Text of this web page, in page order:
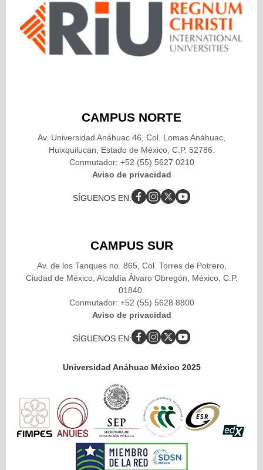
CAMPUS NORTE
Av. Universidad Anáhuac 46, Col. Lomas Anáhuac,
Huixquilucan, Estado de México, C.P. 52786.
Conmutador: +52 (55) 5627 0210
Aviso de privacidad
SÍGUENOS EN:
CAMPUS SUR
Av. de los Tanques no. 865, Col. Torres de Potrero,
Ciudad de México, Alcaldía Álvaro Obregón, México, C.P.
01840.
Conmutador: +52 (55) 5628 8800
Aviso de privacidad
SÍGUENOS EN:
Universidad Anáhuac México 2025